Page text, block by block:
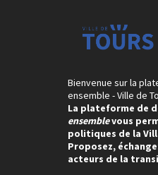
Bienvenue sur la
ensemble - Ville de
La plateforme de
ensemblevous
politiques de la
Proposez,
acteurs de la